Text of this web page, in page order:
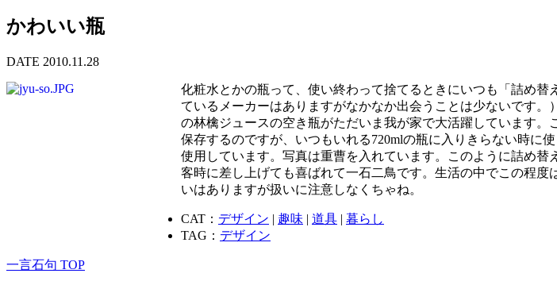
かわいい瓶
DATE 2010.11.28
化粧水とかの瓶って、使い終わって捨てるときにいつも「詰め
ているメーカーはありますがなかなか出会うことは少ないです
の林檎ジュースの空き瓶がただいま我が家で大活躍しています
保存するのですが、いつもいれる720mlの瓶に入りきらない時に
使用しています。写真は重曹を入れています。このように詰め
客時に差し上げても喜ばれて一石二鳥です。生活の中でこの程
いはありますが扱いに注意しなくちゃね。
CAT： デザイン | 趣味 | 道具 | 暮らし
TAG： デザイン
一言石句 TOP